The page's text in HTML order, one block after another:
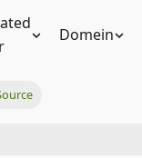
Domein